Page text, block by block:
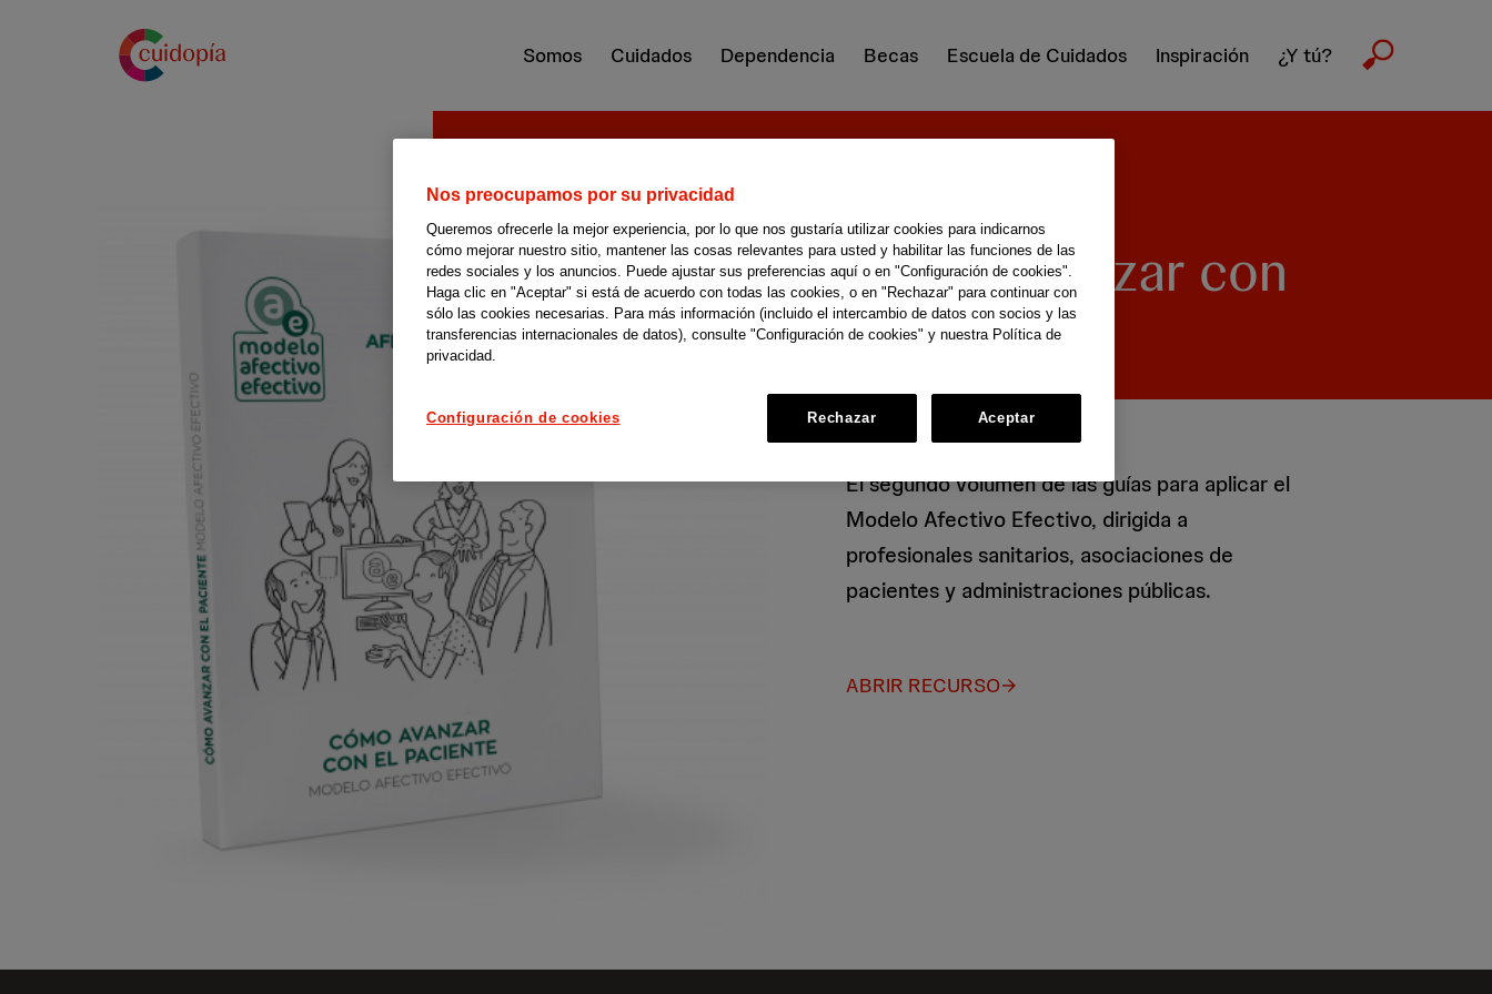
Somos Cuidados Dependencia Becas Escuela de Cuidados Inspiración ¿Y tú?
Cómo avanzar con
el paciente
El segundo volumen de las guías para aplicar el
Modelo Afectivo Efectivo, dirigida a
profesionales sanitarios, asociaciones de
pacientes y administraciones públicas.
ABRIR RECURSO
Nos preocupamos por su privacidad
Queremos ofrecerle la mejor experiencia, por lo que nos gustaría utilizar cookies para indicarnos
cómo mejorar nuestro sitio, mantener las cosas relevantes para usted y habilitar las funciones de las
redes sociales y los anuncios. Puede ajustar sus preferencias aquí o en "Configuración de cookies".
Haga clic en "Aceptar" si está de acuerdo con todas las cookies, o en "Rechazar" para continuar con
sólo las cookies necesarias. Para más información (incluido el intercambio de datos con socios y las
transferencias internacionales de datos), consulte "Configuración de cookies" y nuestra Política de
privacidad.
Configuración de cookies Rechazar Aceptar